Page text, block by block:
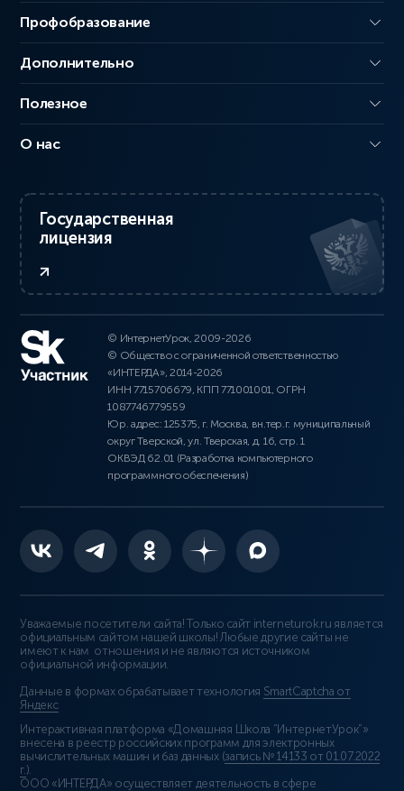
Профобразование
Дополнительно
Полезное
О нас
Государственная
лицензия
© ИнтернетУрок, 2009-2026
© Общество с ограниченной ответственностью
«ИНТЕРДА», 2014-2026
ИНН 7715706679, КПП 771001001, ОГРН
1087746779559
Юр. адрес: 125375, г. Москва, вн.тер.г. муниципальный
округ Тверской, ул. Тверская, д. 16, стр. 1
ОКВЭД 62.01 (Разработка компьютерного
программного обеспечения)
Уважаемые посетители сайта! Только сайт interneturok.ru является
официальным сайтом нашей школы! Любые другие сайты не
имеют к нам отношения и не являются источником
официальной информации.
Данные в формах обрабатывает технология SmartCaptcha от
Яндекс
Интерактивная платформа «Домашняя Школа “ИнтернетУрок”»
внесена в реестр российских программ для электронных
вычислительных машин и баз данных (запись № 14133 от 01.07.2022
г.).
ООО «ИНТЕРДА» осуществляет деятельность в сфере